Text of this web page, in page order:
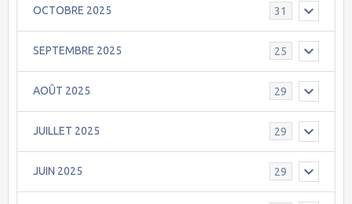
OCTOBRE 2025 31
SEPTEMBRE 2025 25
AOÛT 2025 29
JUILLET 2025 29
JUIN 2025 29